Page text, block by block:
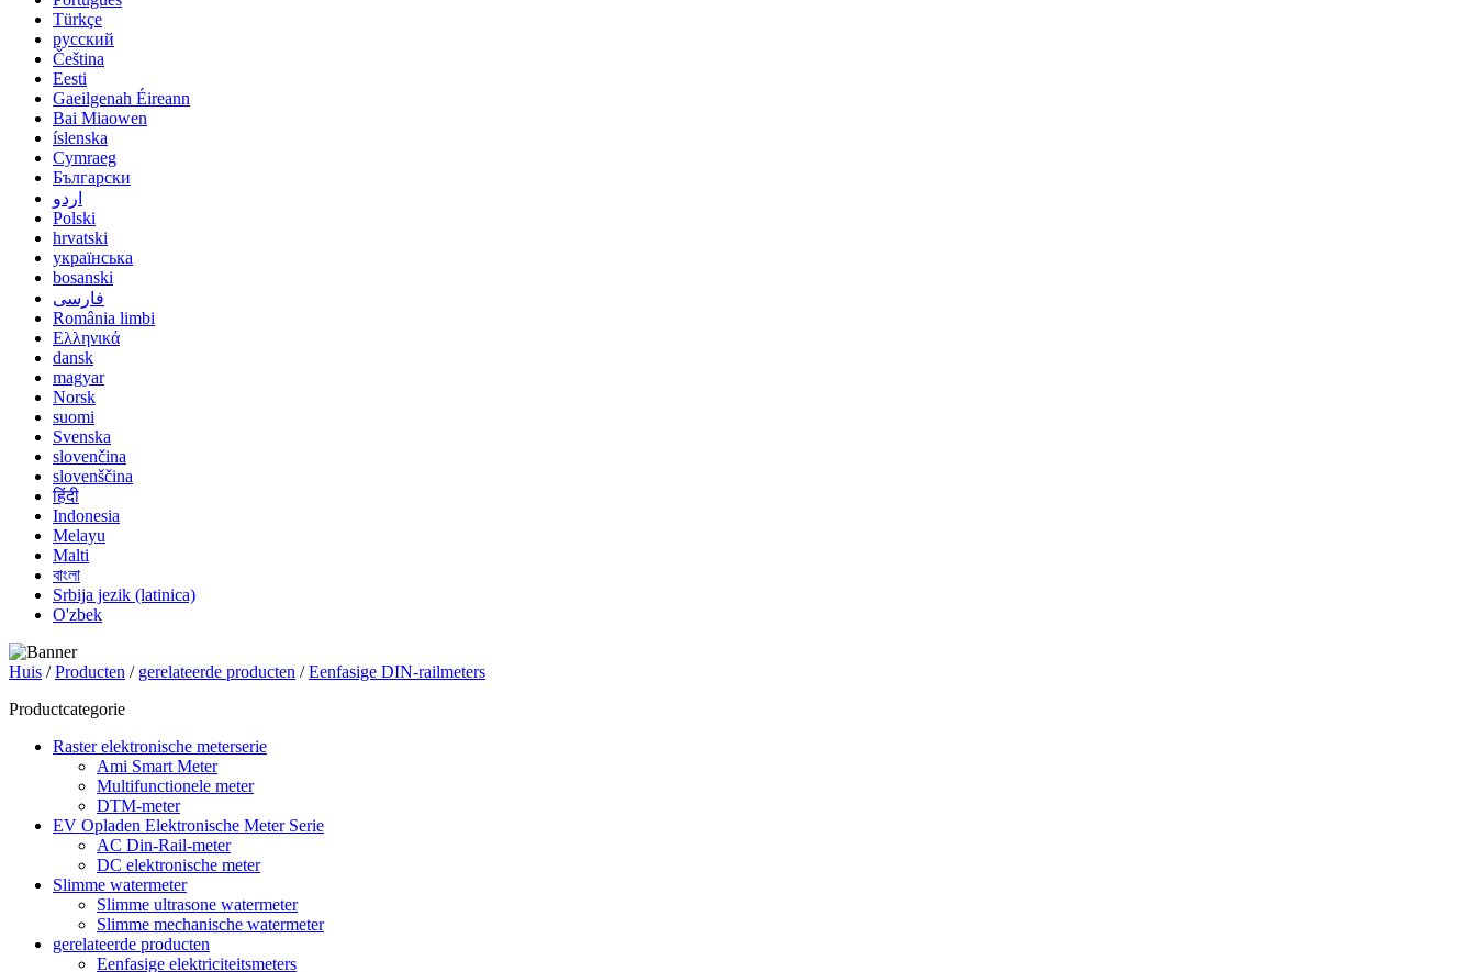
Türkçe
русский
Čeština
Eesti
Gaeilgenah Éireann
Bai Miaowen
íslenska
Cymraeg
Български
اردو
Polski
hrvatski
українська
bosanski
فارسی
România limbi
Ελληνικά
dansk
magyar
Norsk
suomi
Svenska
slovenčina
slovenščina
हिंदी
Indonesia
Melayu
Malti
বাংলা
Srbija jezik (latinica)
O'zbek
Huis /Producten / gerelateerde producten /Eenfasige DIN-railmeters
Productcategorie
Raster elektronische meterserie
Ami Smart Meter
Multifunctionele meter
DTM-meter
EV Opladen Elektronische Meter Serie
AC Din-Rail-meter
DC elektronische meter
Slimme watermeter
Slimme ultrasone watermeter
Slimme mechanische watermeter
gerelateerde producten
Eenfasige elektriciteitsmeters